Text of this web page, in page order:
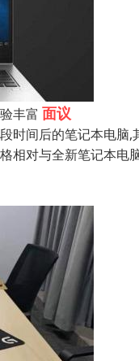
丰富 面议
时间后的笔记本电
相对与全新笔记本